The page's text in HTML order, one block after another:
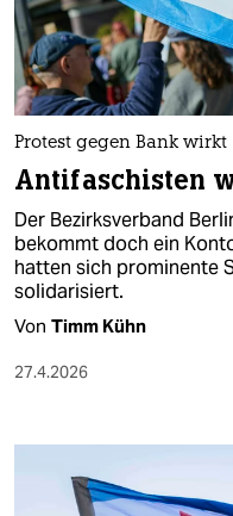
nord
wahrheit
verlag
verlag
veranstaltungen
shop
abo
genossenschaft
Protest gegen Bank wirkt
Antifaschisten
Der Bezirksverband
bekommt doch ein
hatten sich prominente
solidarisiert.
Von Timm Kühn
27.4.2026